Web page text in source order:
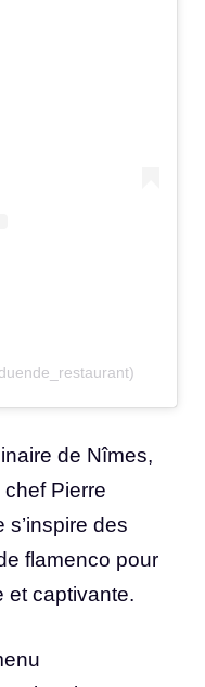
de Nîmes,
Pierre
des
flamenco pour
et captivante.